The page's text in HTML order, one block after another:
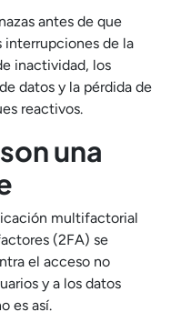
antes de que
interrupciones de la
inactividad, los
datos y la pérdida de
reactivos.
una
multifactorial
(2FA) se
el acceso no
y a los datos
es así.